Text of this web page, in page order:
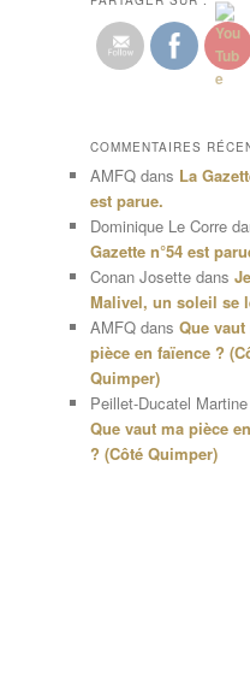
COMMENTAIRES
AMFQ dans La
est parue.
Dominique Le Corre
Gazette n°54 est
Conan Josette dans
Malivel, un soleil se
AMFQ dans Que vaut
pièce en faïence ?
Quimper)
Peillet-Ducatel Martine
Que vaut ma pièce
? (Côté Quimper)